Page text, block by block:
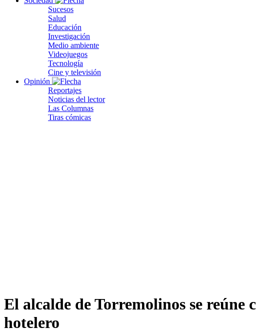
Sucesos
Salud
Educación
Investigación
Medio ambiente
Videojuegos
Tecnología
Cine y televisión
Opinión
Reportajes
Noticias del lector
Las Columnas
Tiras cómicas
El alcalde de Torremolinos se
hotelero